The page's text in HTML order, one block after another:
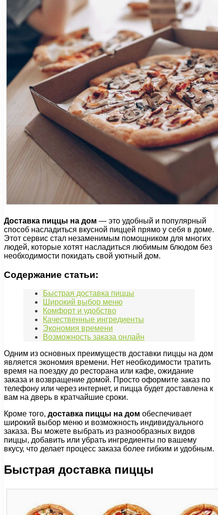
Доставка пиццы на дом — это удобный и популярный
способ насладиться вкусной пиццей прямо у себя в доме.
Этот сервис стал незаменимым помощником для многих
людей, которые хотят насладиться любимым блюдом без
необходимости покидать свой уютный дом.
Содержание статьи:
Быстрая доставка пиццы
Широкий выбор меню
Комфорт и удобство
Качественные ингредиенты
Экономия времени
Возможность заказа онлайн
Одним из основных преимуществ доставки пиццы на дом
является экономия времени. Нет необходимости тратить
время на поездку до ресторана или кафе, ожидание
заказа и возвращение домой. Просто оформите заказ по
телефону или через интернет, и пицца будет доставлена к
вам на дверь в кратчайшие сроки.
Кроме того, доставка пиццы на дом обеспечивает
широкий выбор меню и возможность индивидуального
заказа. Вы можете выбрать из разнообразных видов
пиццы, добавить или убрать ингредиенты по вашему
вкусу, что делает процесс заказа более гибким и удобным.
Быстрая доставка пиццы